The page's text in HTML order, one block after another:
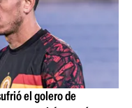
el golero de